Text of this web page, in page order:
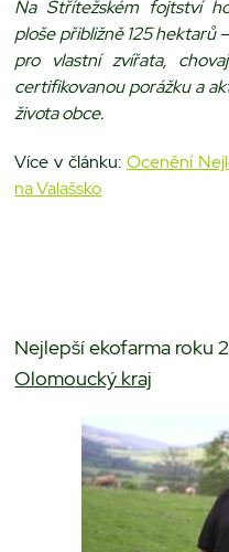
Na Střítežském fojtství
ploše přibližně 125 hektarů
pro vlastní zvířata,
certifikovanou porážku a
života obce.
Více v článku: Ocenění
na Valašsko
Nejlepší ekofarma roku
Olomoucký kraj